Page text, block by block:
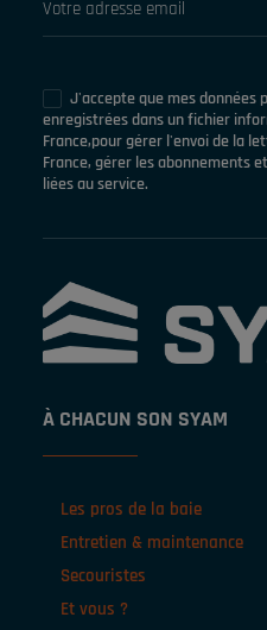
J'accepte que mes données
enregistrées dans un fichier
France,pour gérer l'envoi de la
France, gérer les abonnements
liées au service.
À CHACUN SON SYAM
Les pros de la baie
Entretien & maintenance
Secouristes
Et vous ?